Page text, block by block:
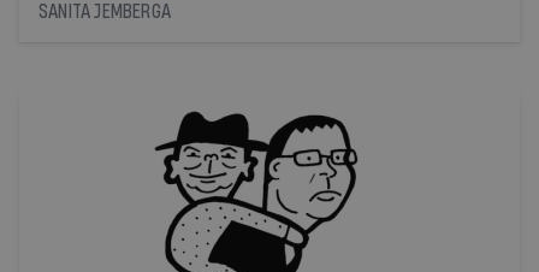
nepieciešamas, augšējai robežai sasniedzot 90
miljonus latu. Pircēji atrastos - kāju durvīs ir
ielicis krievu investors, interese ir arī ķīniešiem.
Taču pašlaik valdībai nav pat īstas skaidrības par
uzņēmuma stāvokli. Pētām, kā tas var būt
SANITA JEMBERGA